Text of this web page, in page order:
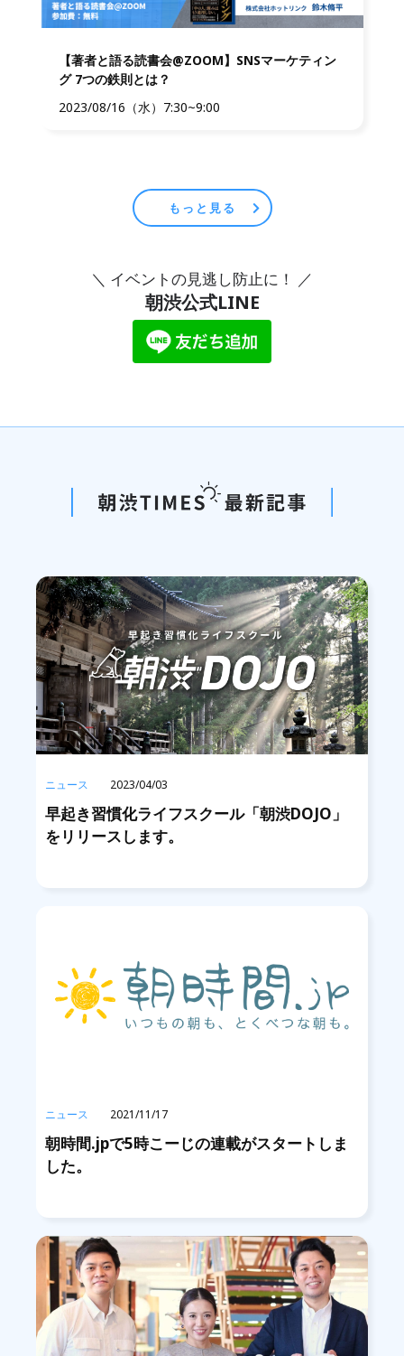
【著者と語る読書会@ZOOM】SNSマーケティン
グ 7つの鉄則とは？
2023/08/16（水）7:30~9:00
もっと見る
＼ イベントの見逃し防止に！ ／
朝渋公式LINE
ニュース 2023/04/03
早起き習慣化ライフスクール「朝渋DOJO」
をリリースします。
ニュース 2021/11/17
朝時間.jpで5時こーじの連載がスタートしま
した。